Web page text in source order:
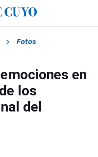
Fotos
en
los
del